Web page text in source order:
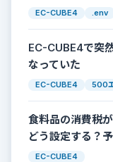
EC-CUBE4 .env
EC-CUBE4で突
なっていた
EC-CUBE4 500
食料品の消費税
どう設定する？
EC-CUBE4